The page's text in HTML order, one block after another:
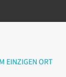
EINZIGEN ORT